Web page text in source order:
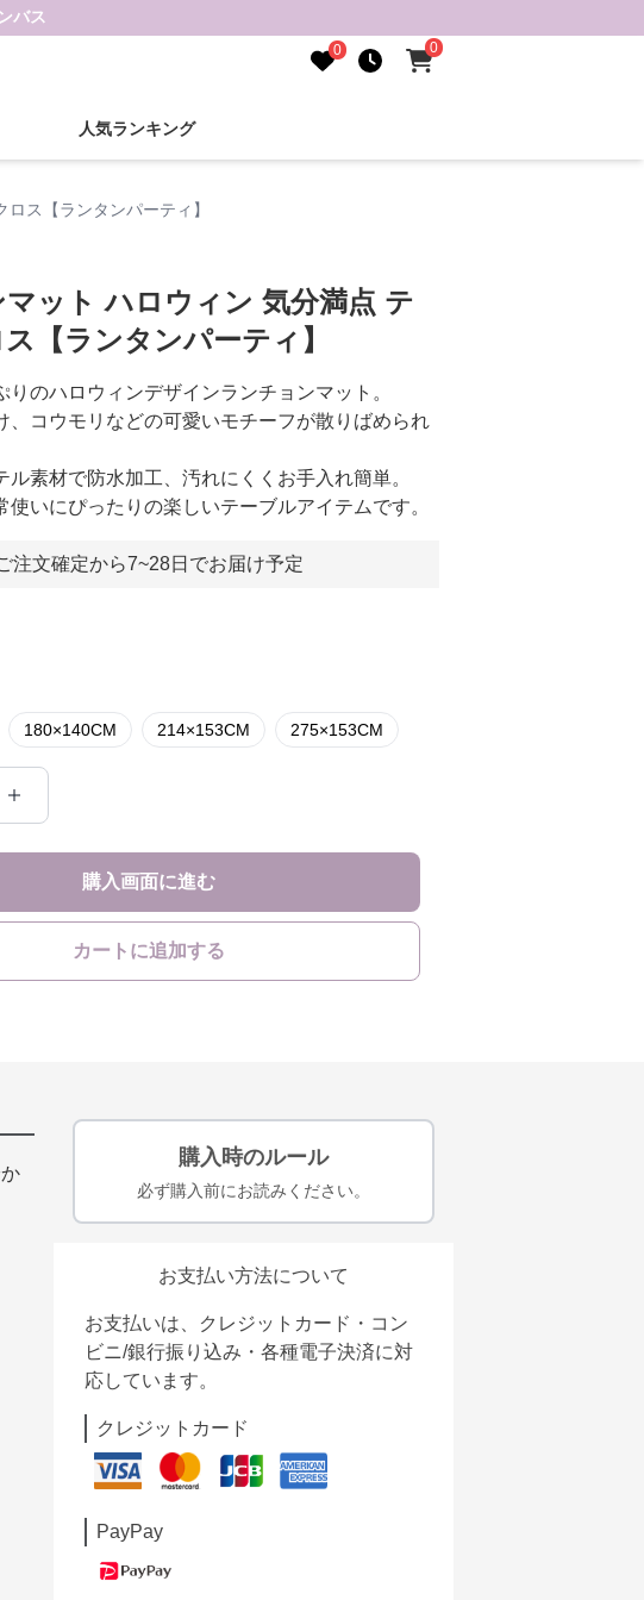
バス
0 0
人気ランキング
ス【ランタンパーティ】
ット ハロウィン 気分満点 テ
【ランタンパーティ】
りのハロウィンデザインランチョンマット。
、コウモリなどの可愛いモチーフが散りばめられ
ル素材で防水加工、汚れにくくお手入れ簡単。
使いにぴったりの楽しいテーブルアイテムです。
注文確定から7~28日でお届け予定
180×140CM 214×153CM 275×153CM
購入画面に進む
カートに追加する
購入時のルール
必ず購入前にお読みください。
お支払い方法について
お支払いは、クレジットカード・コン
ビニ/銀行振り込み・各種電子決済に対
応しています。
クレジットカード
PayPay